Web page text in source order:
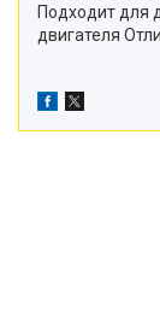
Подходит для
двигателя